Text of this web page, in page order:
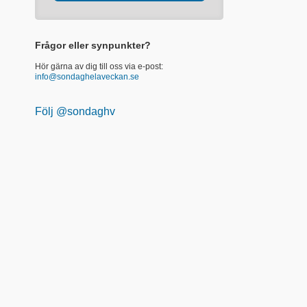
Frågor eller synpunkter?
Hör gärna av dig till oss via e-post:
info@sondaghelaveckan.se
Följ @sondaghv